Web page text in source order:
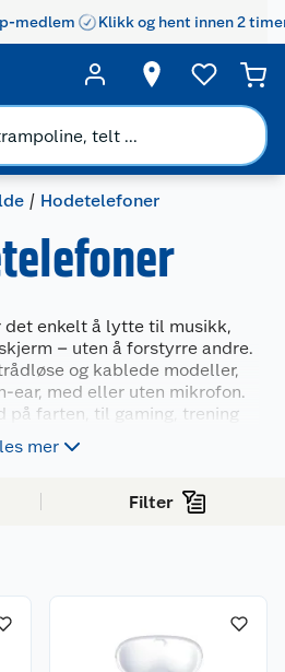
medlem Klikk og hent innen 2
Hodetelefoner
det enkelt å lytte til musikk,
– uten å forstyrre andre.
og kablede modeller,
ear, med eller uten mikrofon.
på farten, til gaming, trening
det en modell som passer.
farger og funksjoner til
les mer
Filter